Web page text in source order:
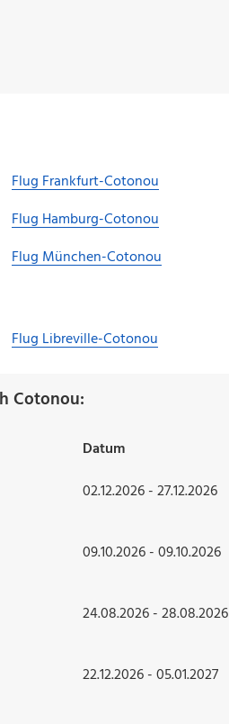
Flug Frankfurt-Cotonou
Flug Hamburg-Cotonou
Flug München-Cotonou
Flug Libreville-Cotonou
Cotonou:
Datum
02.12.2026 - 27.12.2026
09.10.2026 - 09.10.2026
24.08.2026 - 28.08.2026
22.12.2026 - 05.01.2027